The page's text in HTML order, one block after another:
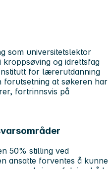
som universitetslektor
og idrettsfag
for lærerutdanning
forutsetning at søkeren har
fortrinnsvis på
50% stilling ved
ansatte forventes å kunne